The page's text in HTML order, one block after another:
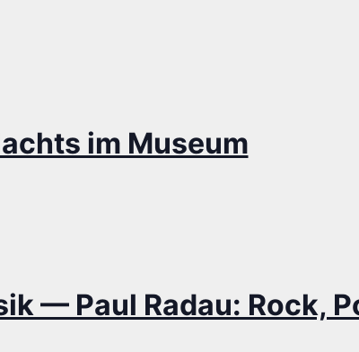
im Museum
— Paul Radau: Rock,